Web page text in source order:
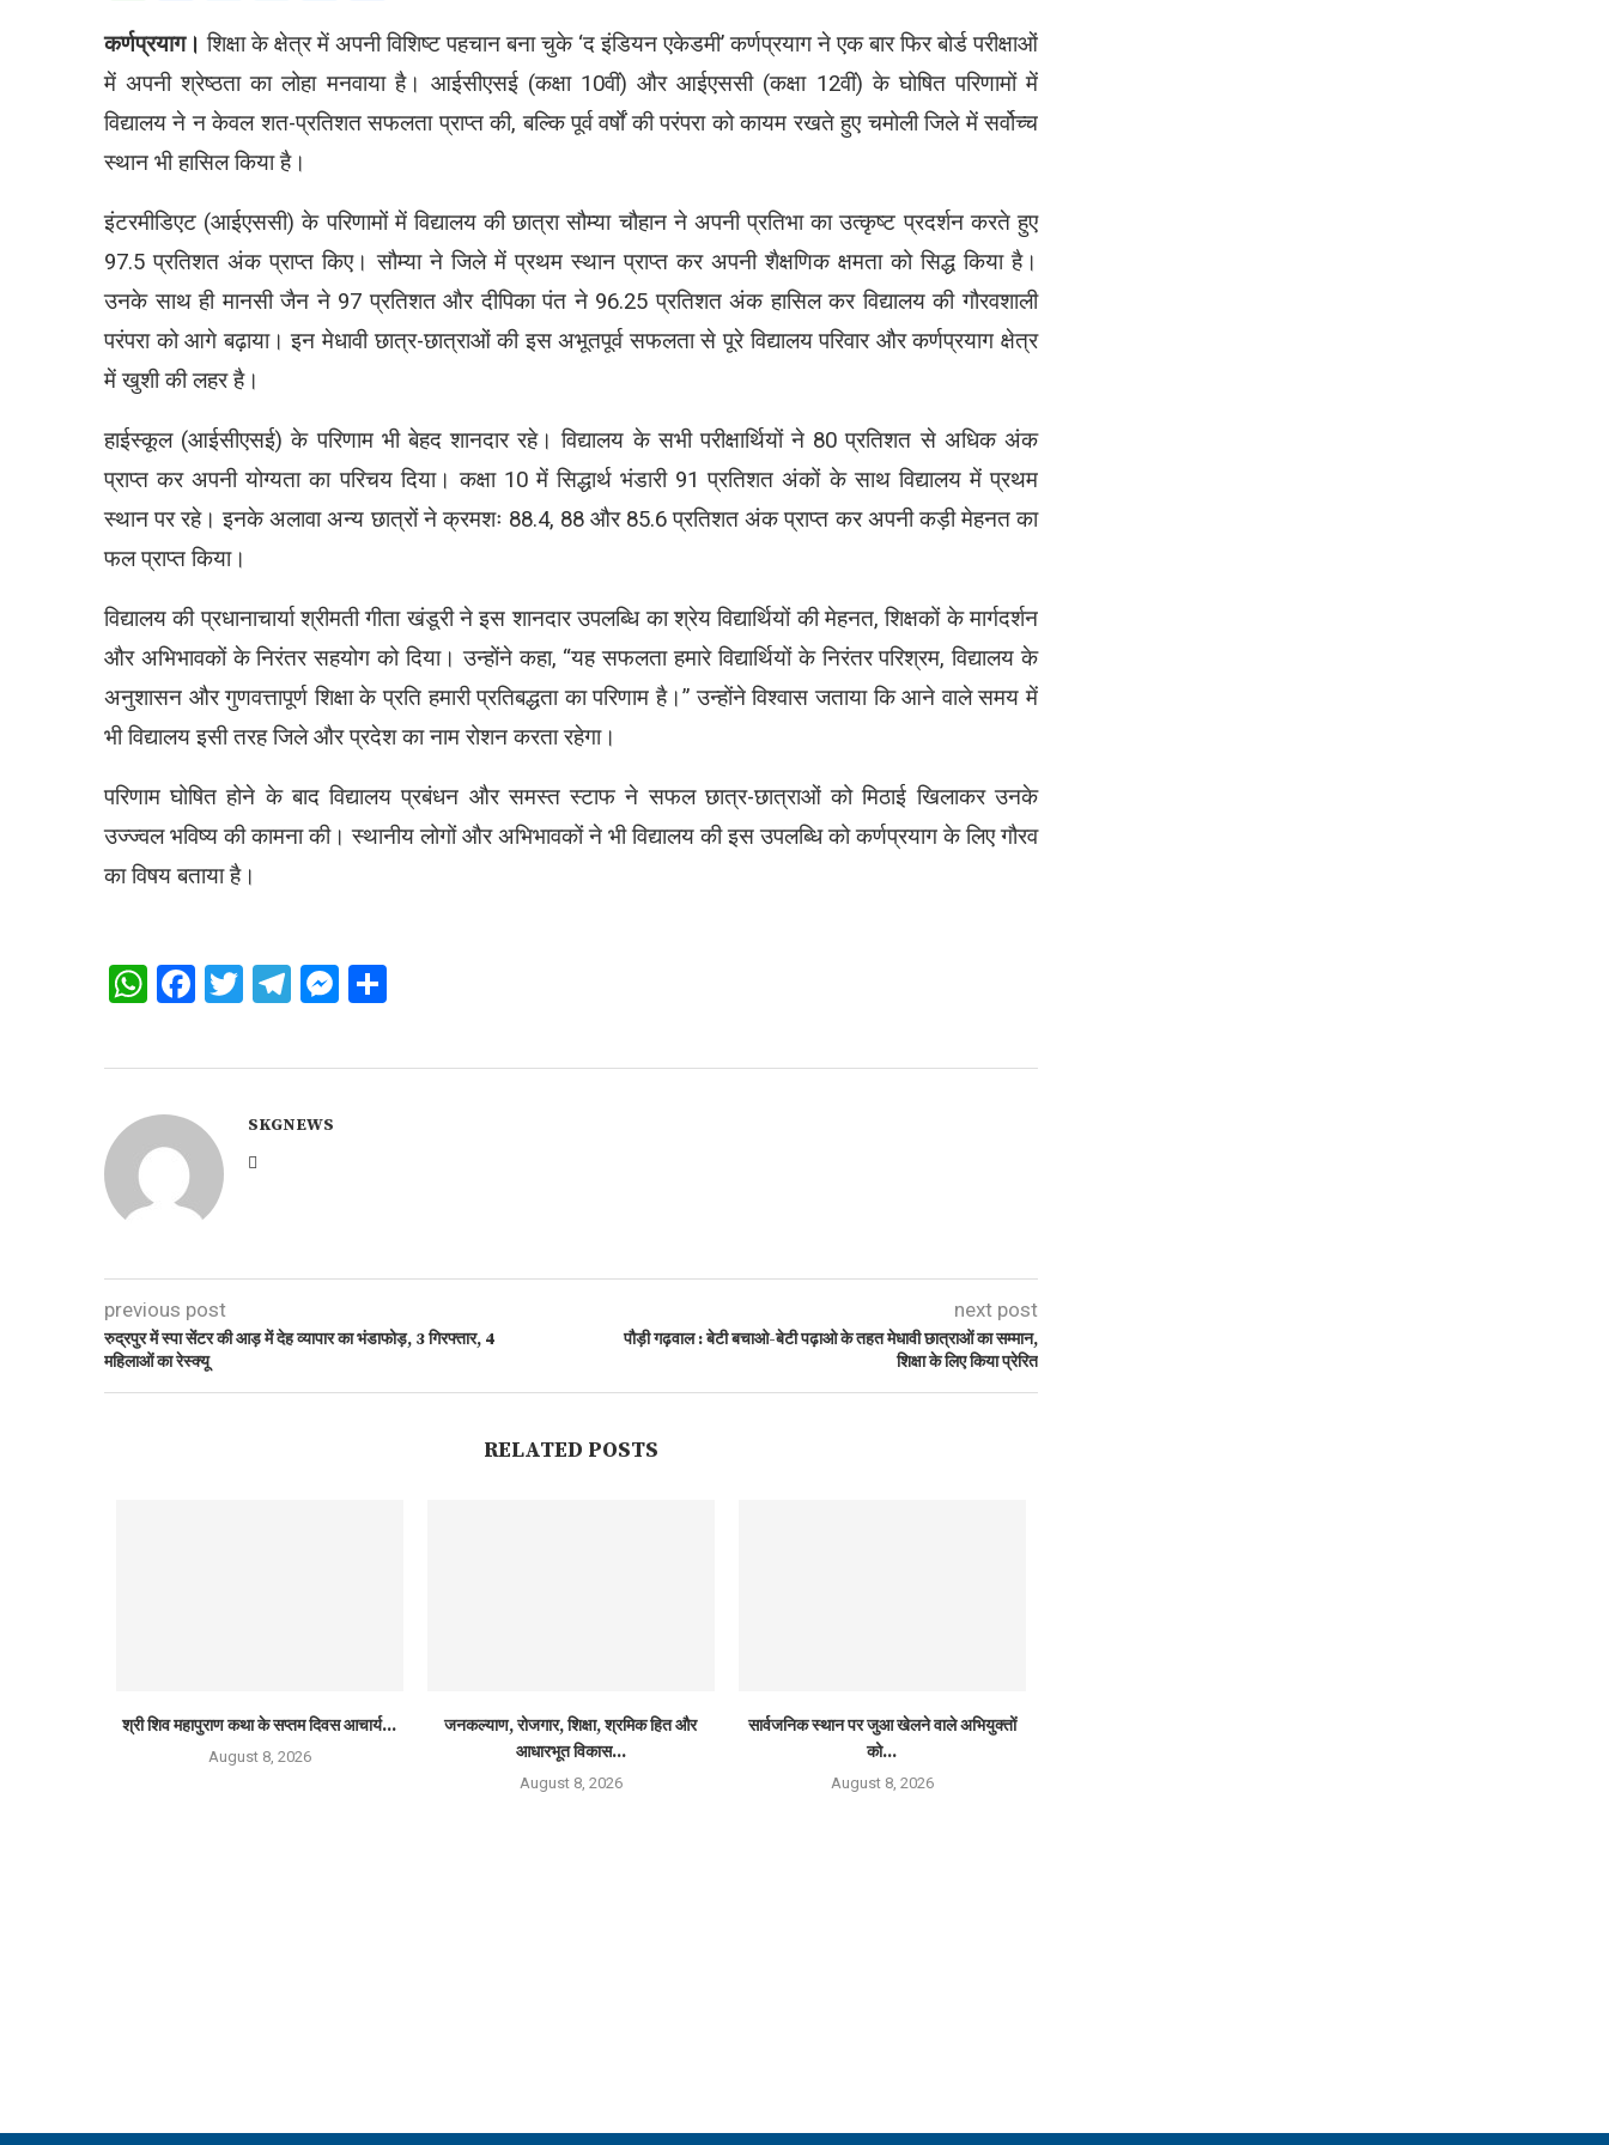
कर्णप्रयाग। शिक्षा के क्षेत्र में अपनी विशिष्ट पहचान बना चुके ‘द इंडियन एकेडमी’ कर्णप्रयाग ने एक बार फिर बोर्ड परीक्षाओं
में अपनी श्रेष्ठता का लोहा मनवाया है। आईसीएसई (कक्षा 10वीं) और आईएससी (कक्षा 12वीं) के घोषित परिणामों में
विद्यालय ने न केवल शत-प्रतिशत सफलता प्राप्त की, बल्कि पूर्व वर्षों की परंपरा को कायम रखते हुए चमोली जिले में सर्वोच्च
स्थान भी हासिल किया है।
इंटरमीडिएट (आईएससी) के परिणामों में विद्यालय की छात्रा सौम्या चौहान ने अपनी प्रतिभा का उत्कृष्ट प्रदर्शन करते हुए
97.5 प्रतिशत अंक प्राप्त किए। सौम्या ने जिले में प्रथम स्थान प्राप्त कर अपनी शैक्षणिक क्षमता को सिद्ध किया है।
उनके साथ ही मानसी जैन ने 97 प्रतिशत और दीपिका पंत ने 96.25 प्रतिशत अंक हासिल कर विद्यालय की गौरवशाली
परंपरा को आगे बढ़ाया। इन मेधावी छात्र-छात्राओं की इस अभूतपूर्व सफलता से पूरे विद्यालय परिवार और कर्णप्रयाग क्षेत्र
में खुशी की लहर है।
हाईस्कूल (आईसीएसई) के परिणाम भी बेहद शानदार रहे। विद्यालय के सभी परीक्षार्थियों ने 80 प्रतिशत से अधिक अंक
प्राप्त कर अपनी योग्यता का परिचय दिया। कक्षा 10 में सिद्धार्थ भंडारी 91 प्रतिशत अंकों के साथ विद्यालय में प्रथम
स्थान पर रहे। इनके अलावा अन्य छात्रों ने क्रमशः 88.4, 88 और 85.6 प्रतिशत अंक प्राप्त कर अपनी कड़ी मेहनत का
फल प्राप्त किया।
विद्यालय की प्रधानाचार्या श्रीमती गीता खंडूरी ने इस शानदार उपलब्धि का श्रेय विद्यार्थियों की मेहनत, शिक्षकों के मार्गदर्शन
और अभिभावकों के निरंतर सहयोग को दिया। उन्होंने कहा, “यह सफलता हमारे विद्यार्थियों के निरंतर परिश्रम, विद्यालय के
अनुशासन और गुणवत्तापूर्ण शिक्षा के प्रति हमारी प्रतिबद्धता का परिणाम है।” उन्होंने विश्वास जताया कि आने वाले समय में
भी विद्यालय इसी तरह जिले और प्रदेश का नाम रोशन करता रहेगा।
परिणाम घोषित होने के बाद विद्यालय प्रबंधन और समस्त स्टाफ ने सफल छात्र-छात्राओं को मिठाई खिलाकर उनके
उज्ज्वल भविष्य की कामना की। स्थानीय लोगों और अभिभावकों ने भी विद्यालय की इस उपलब्धि को कर्णप्रयाग के लिए गौरव
का विषय बताया है।
WhatsApp
Facebook
Twitter
Telegram
Messenger
SKGNEWS
previous post
रुद्रपुर में स्पा सेंटर की आड़ में देह व्यापार का भंडाफोड़, 3 गिरफ्तार, 4
महिलाओं का रेस्क्यू
next post
पौड़ी गढ़वाल : बेटी बचाओ-बेटी पढ़ाओ के तहत मेधावी छात्राओं का सम्मान,
शिक्षा के लिए किया प्रेरित
RELATED POSTS
श्री शिव महापुराण कथा के सप्तम दिवस आचार्य...
August 8, 2026
जनकल्याण, रोजगार, शिक्षा, श्रमिक हित और
आधारभूत विकास...
August 8, 2026
सार्वजनिक स्थान पर जुआ खेलने वाले अभियुक्तों
को...
August 8, 2026